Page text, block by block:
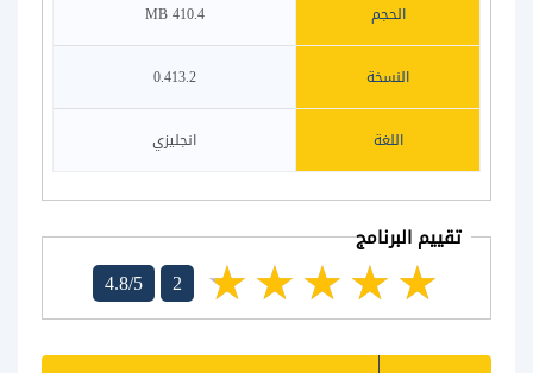
الحجم 410.4 MB
النسخة 0.413.2
اللغة انجليزي
تقييم البرنامج
4.8/5 2